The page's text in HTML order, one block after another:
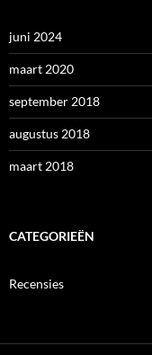
juni 2024
maart 2020
september 2018
augustus 2018
maart 2018
CATEGORIEËN
Recensies